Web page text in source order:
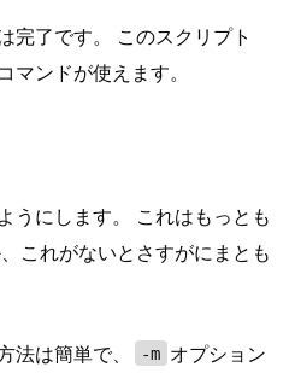
完了です。 このスクリプト
マンドが使えます。
うにします。 これはもっとも
これがないとさすがにまとも
は簡単で、 -m オプション